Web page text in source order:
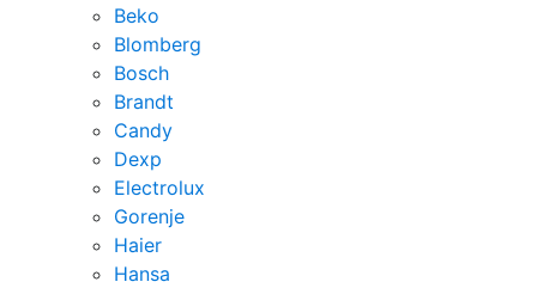
Beko
Blomberg
Bosch
Brandt
Candy
Dexp
Electrolux
Gorenje
Haier
Hansa